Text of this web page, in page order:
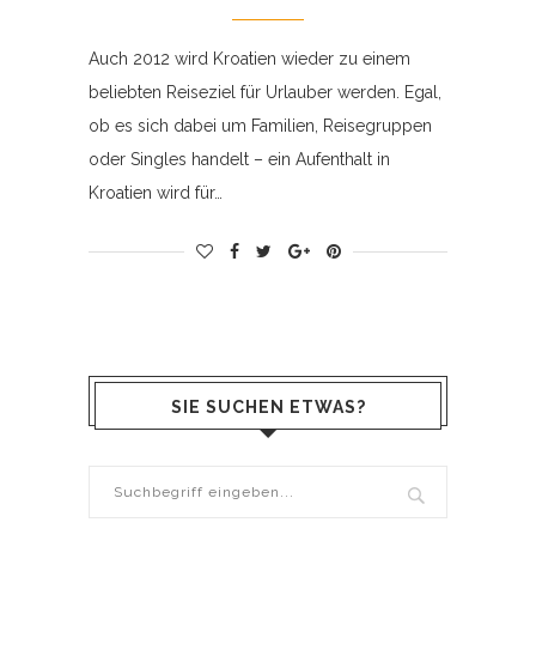
Auch 2012 wird Kroatien wieder zu einem
beliebten Reiseziel für Urlauber werden. Egal,
ob es sich dabei um Familien, Reisegruppen
oder Singles handelt – ein Aufenthalt in
Kroatien wird für…
SIE SUCHEN ETWAS?